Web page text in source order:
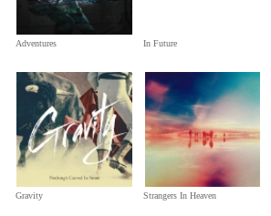
Adventures In Future
Gravity Strangers In Heaven